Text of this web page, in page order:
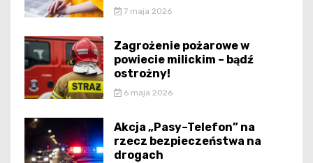
7 maja 2026
Zagrożenie pożarowe w
powiecie milickim – bądź
ostrożny!
6 maja 2026
Akcja „Pasy–Telefon” na
rzecz bezpieczeństwa na
drogach